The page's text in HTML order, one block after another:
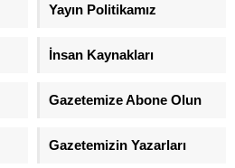
Yayın Politikamız
İnsan Kaynakları
Gazetemize Abone Olun
Gazetemizin Yazarları